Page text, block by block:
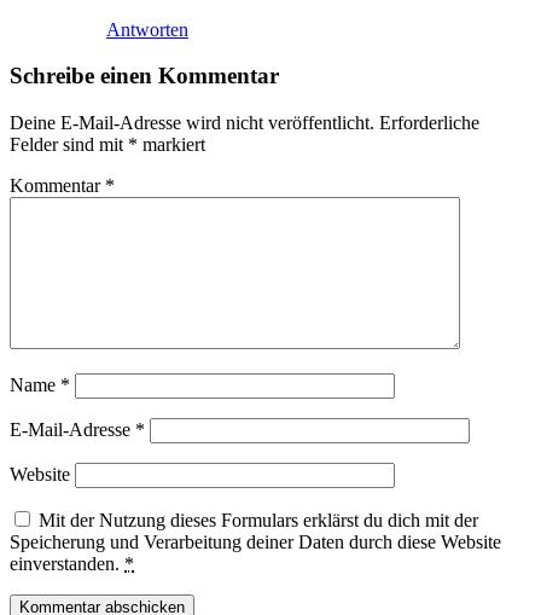
Antworten
Schreibe einen Kommentar
Deine E-Mail-Adresse wird nicht veröffentlicht. Erforderliche
Felder sind mit * markiert
Kommentar *
Name *
E-Mail-Adresse *
Website
Mit der Nutzung dieses Formulars erklärst du dich mit der
Speicherung und Verarbeitung deiner Daten durch diese Website
einverstanden. *